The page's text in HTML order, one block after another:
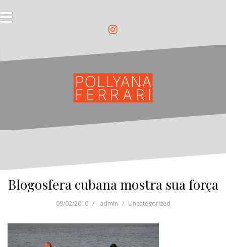
para
o
Blogosfera cubana mostra sua força
09/02/2010 admin Uncategorized